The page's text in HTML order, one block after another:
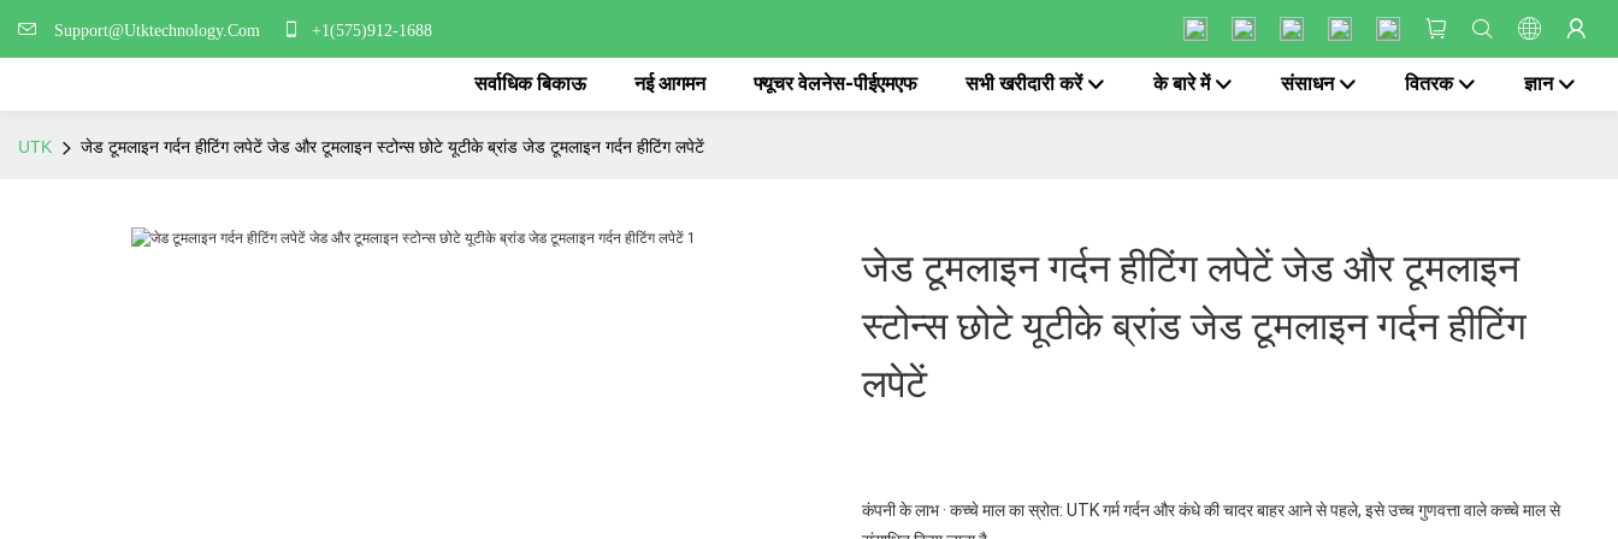
Support@Utktechnology.Com +1(575)912-1688
सर्वाधिक बिकाऊ नई आगमन फ्यूचर वेलनेस-पीईएमएफ सभी खरीदारी करें के बारे में संसाधन वितरक ज्ञान
UTK जेड टूमलाइन गर्दन हीटिंग लपेटें जेड और टूमलाइन स्टोन्स छोटे यूटीके ब्रांड जेड टूमलाइन गर्दन हीटिंग लपेटें
जेड टूमलाइन गर्दन हीटिंग लपेटें जेड और टूमलाइन
स्टोन्स छोटे यूटीके ब्रांड जेड टूमलाइन गर्दन हीटिंग
लपेटें
कंपनी के लाभ · कच्चे माल का स्रोत: UTK गर्म गर्दन और कंधे की चादर बाहर आने से पहले, इसे उच्च गुणवत्ता वाले कच्चे माल से